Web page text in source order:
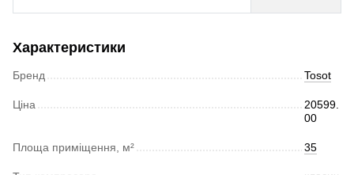
Характеристики
Бренд Tosot
Ціна
20599.
00
Площа приміщення, м² 35